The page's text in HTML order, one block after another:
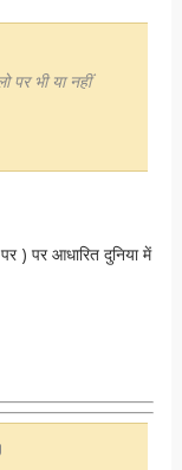
पर भी या नहीं
) पर आधारित दुनिया में